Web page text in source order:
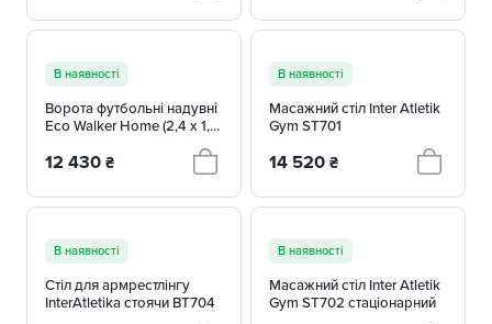
В наявності
Ворота футбольні надувні
Eco Walker Home (2,4 x 1,6
12 430 ₴
В наявності
Масажний стіл Inter Atletik
Gym ST701
14 520 ₴
В наявності
Стіл для армрестлінгу
InterAtletika стоячи BT704
В наявності
Масажний стіл Inter Atletik
Gym ST702 стаціонарний